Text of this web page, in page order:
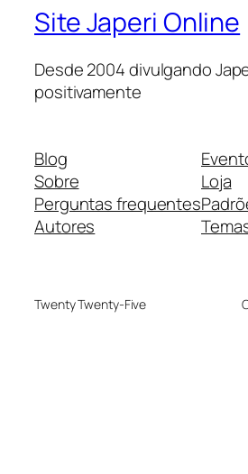
Site Japeri Online
Desde 2004 divulgando
positivamente
Blog
Sobre
Perguntas frequentes
Autores
Loja
Twenty Twenty-Five